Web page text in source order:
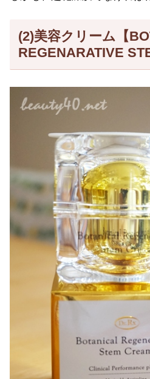
(2)美容クリーム【
REGENARATIVE